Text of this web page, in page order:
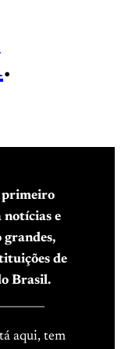
.
primeiro
notícias e
grandes,
de
Brasil.
aqui, tem